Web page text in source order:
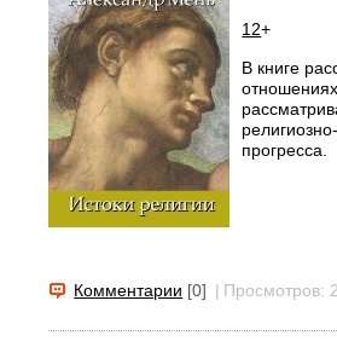
12+
В книге
прогресса.
Комментарии [0] | Просмотров: